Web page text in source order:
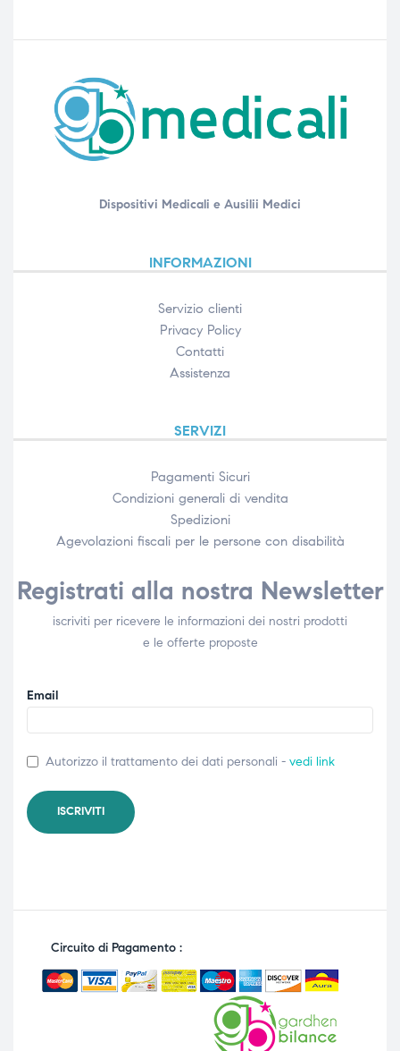
Dispositivi Medicali e Ausilii Medici
INFORMAZIONI
Servizio clienti
Privacy Policy
Contatti
Assistenza
SERVIZI
Pagamenti Sicuri
Condizioni generali di vendita
Spedizioni
Agevolazioni fiscali per le persone con disabilità​
Registrati alla nostra Newsletter
iscriviti per ricevere le informazioni dei nostri prodotti
e le offerte proposte
Email
Autorizzo il trattamento dei dati personali - vedi link
Circuito di Pagamento :